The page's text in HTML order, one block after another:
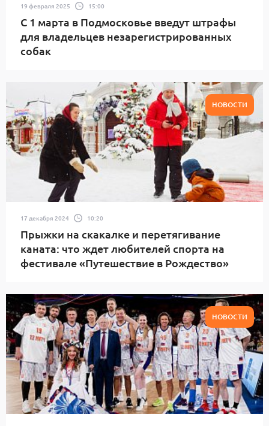
19 февраля 2025 15:00
С 1 марта в Подмосковье введут штрафы
для владельцев незарегистрированных
собак
НОВОСТИ
17 декабря 2024 10:20
Прыжки на скакалке и перетягивание
каната: что ждет любителей спорта на
фестивале «Путешествие в Рождество»
НОВОСТИ